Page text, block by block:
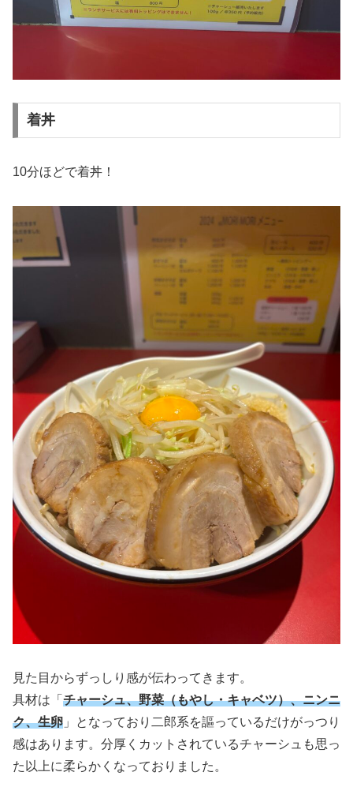
着丼
10分ほどで着丼！
見た目からずっしり感が伝わってきます。
具材は「 チャーシュ、野菜（もやし・キャベツ）、ニンニ
ク、生卵 」となっており二郎系を謳っているだけがっつり
感はあります。分厚くカットされているチャーシュも思っ
た以上に柔らかくなっておりました。